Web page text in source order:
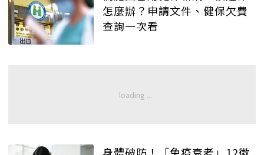
怎麼辦？申請文件、健保欠費
查詢一次看